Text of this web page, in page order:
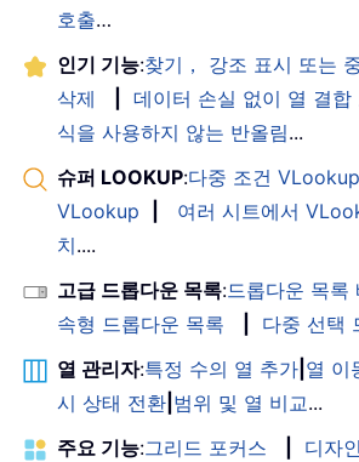
호출…
인기 기능:찾기， 강조 표시 또는
삭제
데이터 손실 없이 열 결합
식을 사용하지 않는 반올림...
슈퍼 LOOKUP:다중 조건 VLookup
VLookup
여러 시트에서
치....
고급 드롭다운 목록:드롭다운 목록
속형 드롭다운 목록
다중 선택
열 관리자:특정 수의 열 추가 열 이
시 상태 전환 범위 및 열 비교...
주요 기능:그리드 포커스 디자